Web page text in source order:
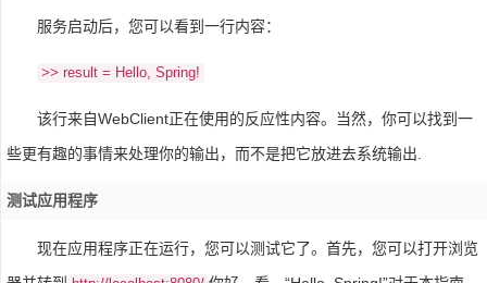
服务启动后，您可以看到一行内容：
>> result = Hello, Spring!
该行来自WebClient正在使用的反应性内容。当然，你可以找到一
些更有趣的事情来处理你的输出，而不是把它放进去系统输出.
测试应用程序
现在应用程序正在运行，您可以测试它了。首先，您可以打开浏览